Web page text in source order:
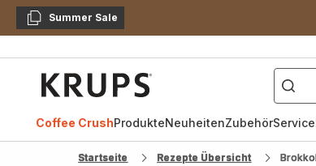
KopierenSummer Sale
Coffee CrushProdukteNeuheitenZubehörService
Startseite Rezepte Übersicht